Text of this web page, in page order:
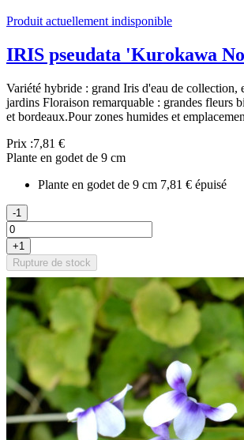
Produit actuellement indisponible
IRIS pseudata 'Kurokawa
Variété hybride : grand Iris d'eau de collection,
jardins Floraison remarquable : grandes fleurs
et bordeaux.​ Pour zones humides et
Prix :7,81 €
Plante en godet de 9 cm
Plante en godet de 9 cm 7,81 € épuisé
-1
+1
Rupture de stock